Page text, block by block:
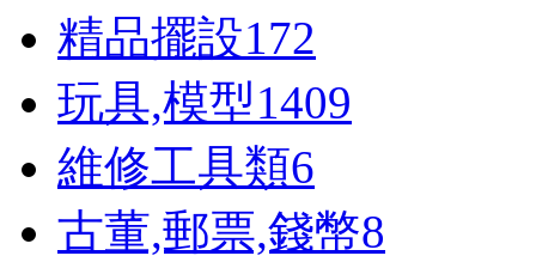
精品擺設172
玩具,模型1409
維修工具類6
古董,郵票,錢幣8